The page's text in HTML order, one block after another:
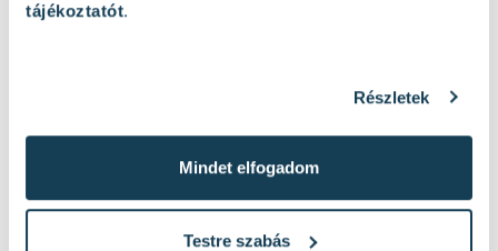
tájékoztatót.
Részletek
Mindet elfogadom
Testre szabás
Hasonló termékek